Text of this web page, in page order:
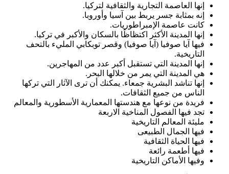
إنها العاصمة التجارية والثقافية لتركيا.
إنه بمثابة جسر يربط بين آسيا وأوروبا.
كانت عاصمة الإمبراطوريات.
إنها المدينة الأكثر اكتظاظًا بالسكان والأكبر في تركيا.
فيها آيا صوفيا (آيا صوفيا) وقصر توبكابي المليء بالتحف
التاريخية.
إنها المدينة التي تستقبل أكبر عدد من المهاجرين.
هي المدينة التي يمر من خلالها البحر.
إنها تناشد البشرية جمعاء. يمكنك أن ترى الآثار التي تركها
الناس من جميع الثقافات.
فريدة من نوعها مع هندستها المعمارية الأسطورية والمعالم
تجد فيها الفصول المناخية الاربعة
مليئة المعالم التاريخية
فيها الجمال الطبيعى
فيها الحياة الثقافية
فيها أطعمة رائعة
وفيها الأماكن التاريخية